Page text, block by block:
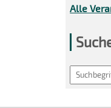
Alle
Search